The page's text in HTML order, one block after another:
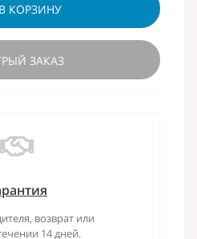
В КОРЗИНУ
ЗАКАЗ
возврат или
14 дней.